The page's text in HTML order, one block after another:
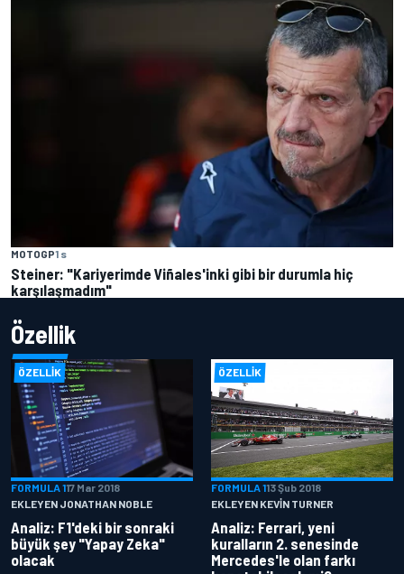
MOTOGP1 s
Steiner: "Kariyerimde Viñales'inki gibi bir durumla hiç
karşılaşmadım"
Özellik
ÖZELLIK
FORMULA 117 Mar 2018
EKLEYEN JONATHAN NOBLE
Analiz: F1'deki bir sonraki
büyük şey "Yapay Zeka"
olacak
ÖZELLIK
FORMULA 113 Şub 2018
EKLEYEN KEVIN TURNER
Analiz: Ferrari, yeni
kuralların 2. senesinde
Mercedes'le olan farkı